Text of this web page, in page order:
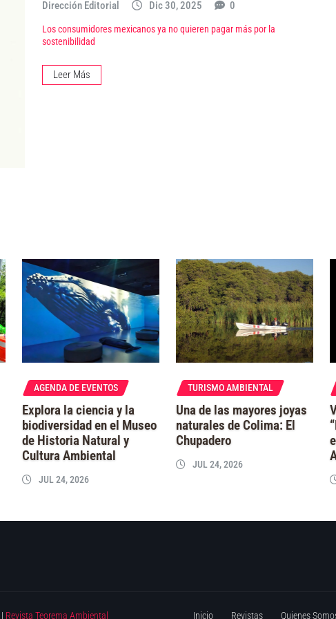
Dirección Editorial Dic 30, 2025 0
Los consumidores mexicanos ya no quieren pagar más por la
sostenibilidad
Leer Más
AGENDA DE EVENTOS
Explora la ciencia y la
biodiversidad en el Museo
de Historia Natural y
Cultura Ambiental
JUL 24, 2026
TURISMO AMBIENTAL
Una de las mayores joyas
naturales de Colima: El
Chupadero
JUL 24, 2026
| Revista Teorema Ambiental Inicio Revistas Quienes